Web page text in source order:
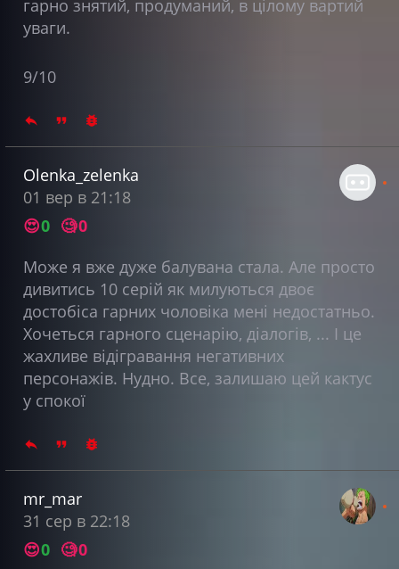
гарно знятий, продуманий, в цілому вартий
уваги.
9/10
Olenka_zelenka
01 вер в 21:18
😍0 🧐0
Може я вже дуже балувана стала. Але просто
дивитись 10 серій як милуються двоє
достобіса гарних чоловіка мені недостатньо.
Хочеться гарного сценарію, діалогів, ... І це
жахливе відігравання негативних
персонажів. Нудно. Все, залишаю цей кактус
у спокої
mr_mar
31 сер в 22:18
😍0 🧐0